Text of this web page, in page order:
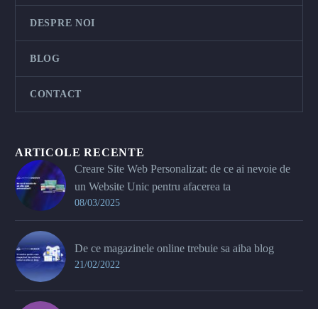
DESPRE NOI
BLOG
CONTACT
ARTICOLE RECENTE
Creare Site Web Personalizat: de ce ai nevoie de
un Website Unic pentru afacerea ta
08/03/2025
De ce magazinele online trebuie sa aiba blog
21/02/2022